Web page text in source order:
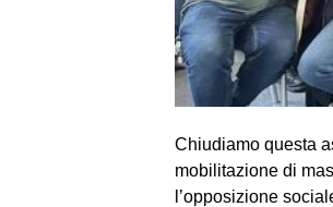
Chiudiamo questa
mobilitazione di
l’opposizione